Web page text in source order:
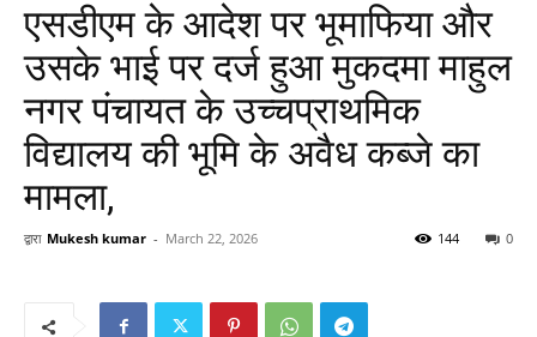
एसडीएम के आदेश पर भूमाफिया और
उसके भाई पर दर्ज हुआ मुकदमा माहुल
नगर पंचायत के उच्चप्राथमिक
विद्यालय की भूमि के अवैध कब्जे का
मामला,
द्वारा Mukesh kumar - March 22, 2026 0
144